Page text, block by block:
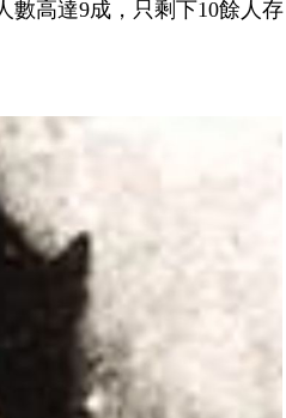
數高達9成，只剩下10餘人存